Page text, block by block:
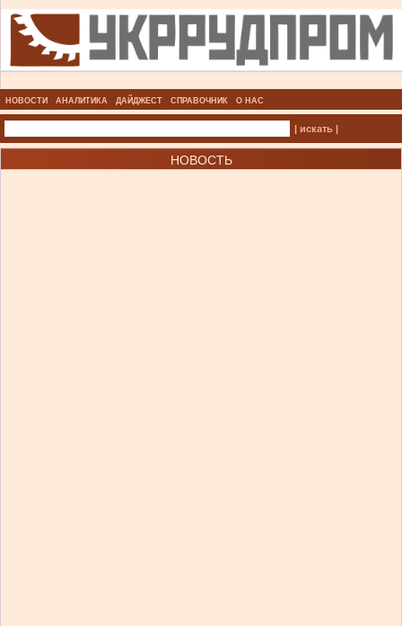
НОВОСТИ АНАЛИТИКА ДАЙДЖЕСТ СПРАВОЧНИК О НАС
| искать |
НОВОСТЬ